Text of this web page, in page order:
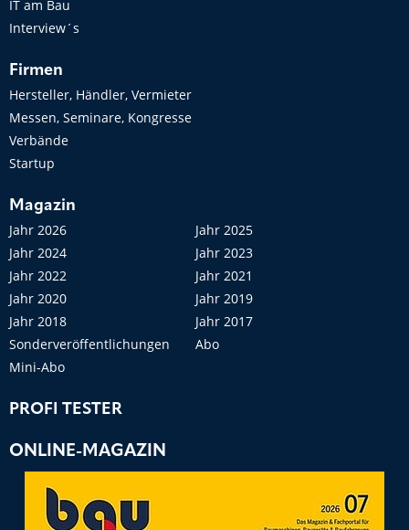
IT am Bau
Interview´s
Firmen
Hersteller, Händler, Vermieter
Messen, Seminare, Kongresse
Verbände
Startup
Magazin
Jahr 2026
Jahr 2025
Jahr 2024
Jahr 2023
Jahr 2022
Jahr 2021
Jahr 2020
Jahr 2019
Jahr 2018
Jahr 2017
Sonderveröffentlichungen
Abo
Mini-Abo
PROFI TESTER
ONLINE-MAGAZIN